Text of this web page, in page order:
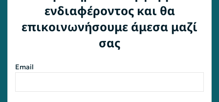
ενδιαφέροντος και θα
επικοινωνήσουμε άμεσα μαζί
σας
Email